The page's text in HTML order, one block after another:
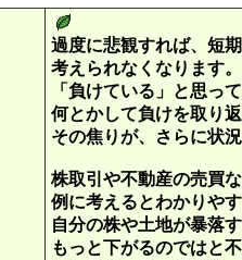
過度に悲観すれば、短
考えられなくなります。
「負けている」と思っ
何とかして負けを取り
その焦りが、さらに状
株取引や不動産の売買
例に考えるとわかりや
自分の株や土地が暴落
もっと下がるのではと